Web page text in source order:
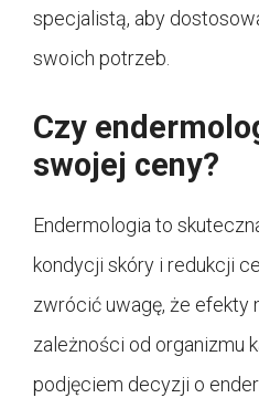
specjalistą, aby
swoich potrzeb.
Czy
swojej ceny?
Endermologia to
kondycji skóry i redukcji
zwrócić uwagę, że efekty
zależności od organizmu
podjęciem decyzji o